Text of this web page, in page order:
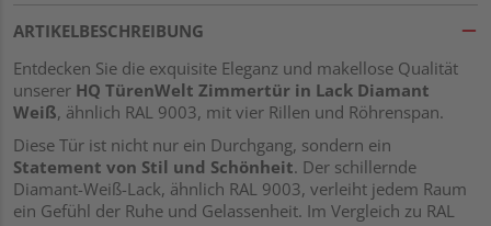
ARTIKELBESCHREIBUNG
Entdecken Sie die exquisite Eleganz und makellose Qualität
unserer HQ TürenWelt Zimmertür in Lack Diamant
Weiß, ähnlich RAL 9003, mit vier Rillen und Röhrenspan.
Diese Tür ist nicht nur ein Durchgang, sondern ein
Statement von Stil und Schönheit. Der schillernde
Diamant-Weiß-Lack, ähnlich RAL 9003, verleiht jedem Raum
ein Gefühl der Ruhe und Gelassenheit. Im Vergleich zu RAL